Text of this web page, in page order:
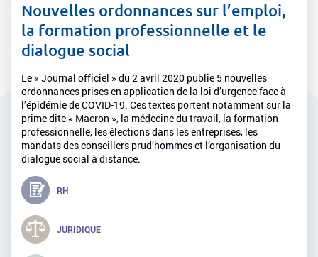
Nouvelles ordonnances sur l’emploi,
la formation professionnelle et le
dialogue social
Le « Journal officiel » du 2 avril 2020 publie 5 nouvelles
ordonnances prises en application de la loi d’urgence face à
l’épidémie de COVID-19. Ces textes portent notamment sur la
prime dite « Macron », la médecine du travail, la formation
professionnelle, les élections dans les entreprises, les
mandats des conseillers prud’hommes et l’organisation du
dialogue social à distance.
RH
JURIDIQUE